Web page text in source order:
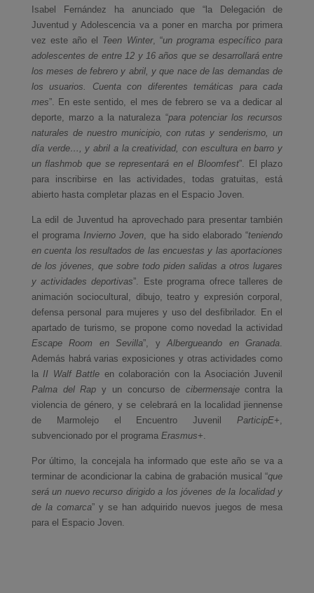
Isabel Fernández ha anunciado que “la Delegación de
Juventud y Adolescencia va a poner en marcha por primera
vez este año el Teen Winter, “un programa específico para
adolescentes de entre 12 y 16 años que se desarrollará entre
los meses de febrero y abril, y que nace de las demandas de
los usuarios. Cuenta con diferentes temáticas para cada
mes”. En este sentido, el mes de febrero se va a dedicar al
deporte, marzo a la naturaleza “para potenciar los recursos
naturales de nuestro municipio, con rutas y senderismo, un
día verde…, y abril a la creatividad, con escultura en barro y
un flashmob que se representará en el Bloomfest”. El plazo
para inscribirse en las actividades, todas gratuitas, está
abierto hasta completar plazas en el Espacio Joven.
La edil de Juventud ha aprovechado para presentar también
el programaInvierno Joven, que ha sido elaborado “teniendo
en cuenta los resultados de las encuestas y las aportaciones
de los jóvenes, que sobre todo piden salidas a otros lugares
y actividades deportivas”. Este programa ofrece talleres de
animación sociocultural, dibujo, teatro y expresión corporal,
defensa personal para mujeres y uso del desfibrilador. En el
apartado de turismo, se propone como novedad la actividad
Escape Room en Sevilla”, yAlbergueando en Granada.
Además habrá varias exposiciones y otras actividades como
laII Walf Battle en colaboración con la Asociación Juvenil
Palma del Rap y un concurso de cibermensajecontra la
violencia de género, y se celebrará en la localidad jiennense
de Marmolejo el Encuentro JuvenilParticipE+,
subvencionado por el programa Erasmus+.
Por último, la concejala ha informado que este año se va a
terminar de acondicionar la cabina de grabación musical “que
será un nuevo recurso dirigido a los jóvenes de la localidad y
de la comarca” y se han adquirido nuevos juegos de mesa
para el Espacio Joven.